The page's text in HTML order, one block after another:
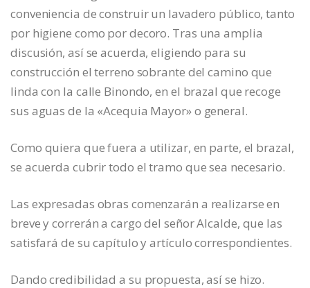
conveniencia de construir un lavadero público, tanto
por higiene como por decoro. Tras una amplia
discusión, así se acuerda, eligiendo para su
construcción el terreno sobrante del camino que
linda con la calle Binondo, en el brazal que recoge
sus aguas de la «Acequia Mayor» o general.
Como quiera que fuera a utilizar, en parte, el brazal,
se acuerda cubrir todo el tramo que sea necesario.
Las expresadas obras comenzarán a realizarse en
breve y correrán a cargo del señor Alcalde, que las
satisfará de su capítulo y artículo correspondientes.
Dando credibilidad a su propuesta, así se hizo.